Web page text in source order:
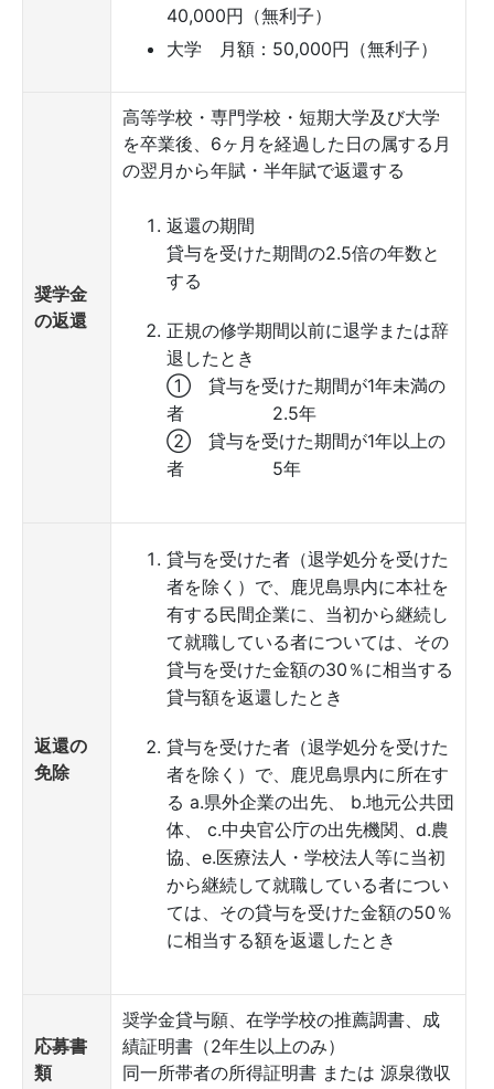
40,000円（無利子）
大学 月額：50,000円（無利子）
奨学金
の返還
高等学校・専門学校・短期大学及び大学
を卒業後、6ヶ月を経過した日の属する月
の翌月から年賦・半年賦で返還する
返還の期間
貸与を受けた期間の2.5倍の年数と
する
正規の修学期間以前に退学または辞
退したとき
① 貸与を受けた期間が1年未満の
者 2.5年
② 貸与を受けた期間が1年以上の
者 5年
返還の
免除
貸与を受けた者（退学処分を受けた
者を除く）で、鹿児島県内に本社を
有する民間企業に、当初から継続し
て就職している者については、その
貸与を受けた金額の30％に相当する
貸与額を返還したとき
貸与を受けた者（退学処分を受けた
者を除く）で、鹿児島県内に所在す
る a.県外企業の出先、 b.地元公共団
体、 c.中央官公庁の出先機関、d.農
協、e.医療法人・学校法人等に当初
から継続して就職している者につい
ては、その貸与を受けた金額の50％
に相当する額を返還したとき
応募書
類
奨学金貸与願、在学学校の推薦調書、成
績証明書（2年生以上のみ）
同一所帯者の所得証明書 または 源泉徴収